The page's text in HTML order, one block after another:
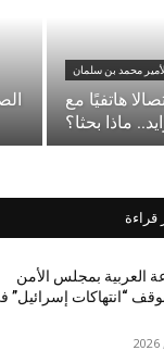
محمد بن سلمان
هاتفيًا مع
ماذا بحثا؟
قراءة
العربية بمجلس الأمن
“انتهاكات إسرائيل”